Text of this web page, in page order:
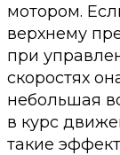
мотором.
верхнему
при
скоростях
небольшая
в курс
такие